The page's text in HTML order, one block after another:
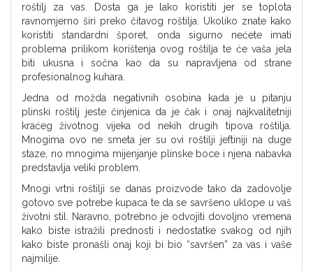
roštilj za vas. Dosta ga je lako koristiti jer se toplota
ravnomjerno širi preko čitavog roštilja. Ukoliko znate kako
koristiti standardni šporet, onda sigurno nećete imati
problema prilikom korištenja ovog roštilja te će vaša jela
biti ukusna i sočna kao da su napravljena od strane
profesionalnog kuhara.
Jedna od možda negativnih osobina kada je u pitanju
plinski roštilj jeste činjenica da je čak i onaj najkvalitetniji
kraćeg životnog vijeka od nekih drugih tipova roštilja.
Mnogima ovo ne smeta jer su ovi roštilji jeftiniji na duge
staze, no mnogima mijenjanje plinske boce i njena nabavka
predstavlja veliki problem.
Mnogi vrtni roštilji se danas proizvode tako da zadovolje
gotovo sve potrebe kupaca te da se savršeno uklope u vaš
životni stil. Naravno, potrebno je odvojiti dovoljno vremena
kako biste istražili prednosti i nedostatke svakog od njih
kako biste pronašli onaj koji bi bio “savršen” za vas i vaše
najmilije.